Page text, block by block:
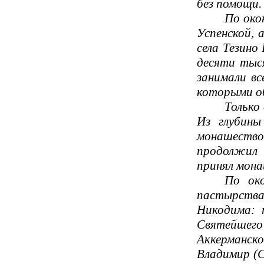
без помощи.
По
Успенской,
села
десяти
занимали
которыми
Из
продолжил
принял
По
Никодима:
Владимир